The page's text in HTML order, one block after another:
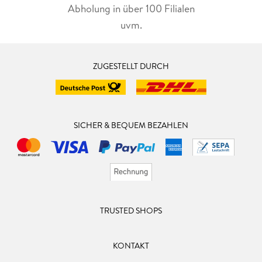
Abholung in über 100 Filialen
uvm.
ZUGESTELLT DURCH
SICHER & BEQUEM BEZAHLEN
TRUSTED SHOPS
KONTAKT